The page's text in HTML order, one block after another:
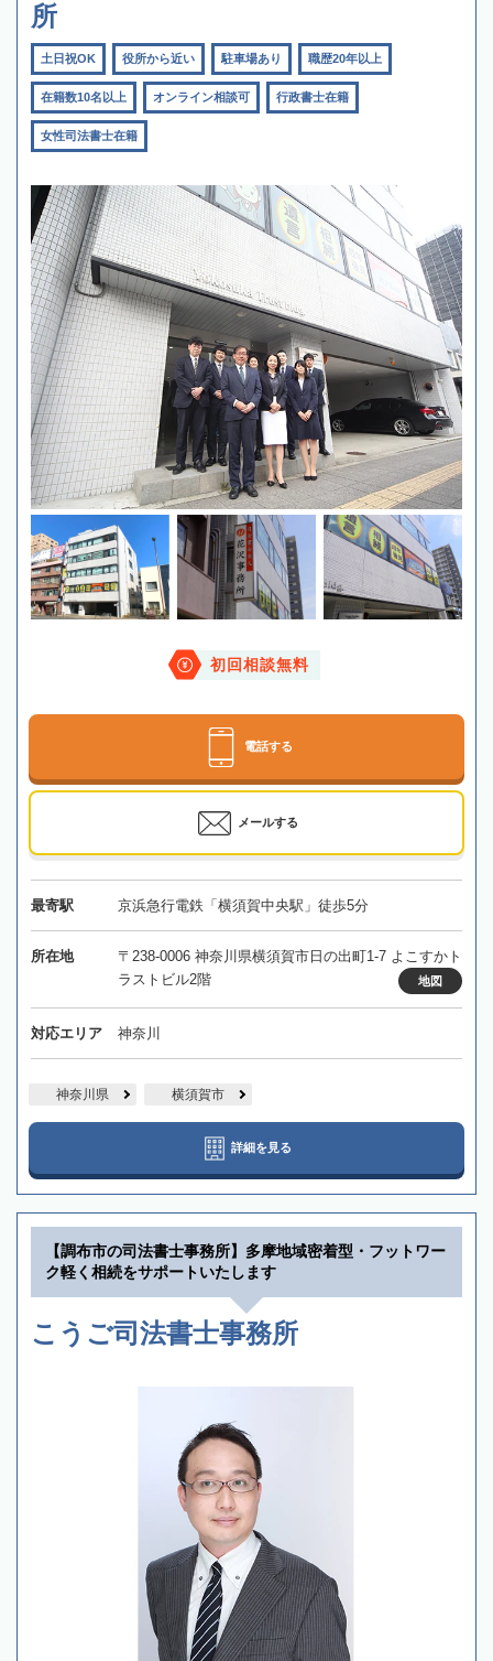
所
土日祝OK 役所から近い 駐車場あり 職歴20年以上
在籍数10名以上 オンライン相談可 行政書士在籍
女性司法書士在籍
初回相談無料
電話する
メールする
最寄駅 京浜急行電鉄「横須賀中央駅」徒歩5分
所在地
〒238-0006 神奈川県横須賀市日の出町1-7 よこすかト
ラストビル2階
地図
対応エリア 神奈川
神奈川県 横須賀市
詳細を見る
【調布市の司法書士事務所】多摩地域密着型・フットワー
ク軽く相続をサポートいたします
こうご司法書士事務所